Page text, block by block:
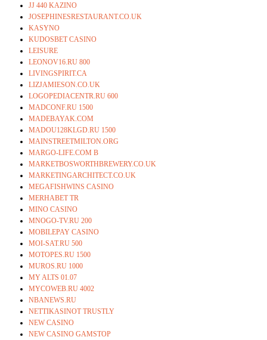
JJ 440 KAZINO
JOSEPHINESRESTAURANT.CO.UK
KASYNO
KUDOSBET CASINO
LEISURE
LEONOV16.RU 800
LIVINGSPIRIT.CA
LIZJAMIESON.CO.UK
LOGOPEDIACENTR.RU 600
MADCONF.RU 1500
MADEBAYAK.COM
MADOU128KLGD.RU 1500
MAINSTREETMILTON.ORG
MARGO-LIFE.COM B
MARKETBOSWORTHBREWERY.CO.UK
MARKETINGARCHITECT.CO.UK
MEGAFISHWINS CASINO
MERHABET TR
MINO CASINO
MNOGO-TV.RU 200
MOBILEPAY CASINO
MOI-SAT.RU 500
MOTOPES.RU 1500
MUROS.RU 1000
MY ALTS 01.07
MYCOWEB.RU 4002
NBANEWS.RU
NETTIKASINOT TRUSTLY
NEW CASINO
NEW CASINO GAMSTOP